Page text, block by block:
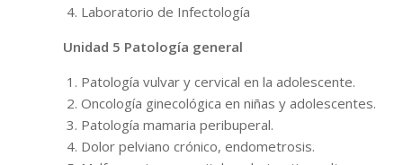
Laboratorio de Infectología
Unidad 5 Patología general
Patología vulvar y cervical en la adolescente.
Oncología ginecológica en niñas y adolescentes.
Patología mamaria peribuperal.
Dolor pelviano crónico, endometrosis.